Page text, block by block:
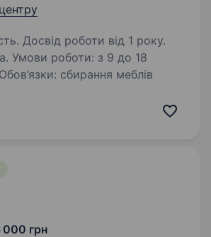
Досвід роботи від 1 року.
18
сбирання меблів
000 грн